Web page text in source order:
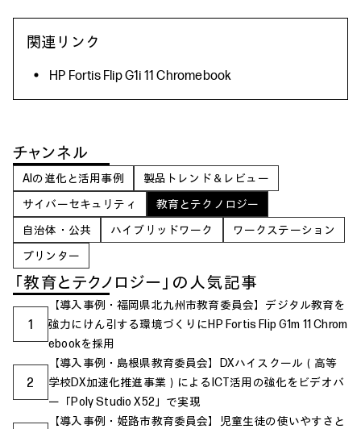
関連リンク
HP Fortis Flip G1i 11 Chromebook
チャンネル
AIの進化と活用事例
製品トレンド＆レビュー
サイバーセキュリティ
教育とテクノロジー
自治体・公共
ハイブリッドワーク
ワークステーション
プリンター
「教育とテクノロジー」の人気記事
1
【導入事例・福岡県北九州市教育委員会】デジタル教育を
強力にけん引する環境づくりにHP Fortis Flip G1m 11 Chrom
ebookを採用
2
【導入事例・島根県教育委員会】DXハイスクール（高等
学校DX加速化推進事業）によるICT活用の強化をビデオバ
ー「Poly Studio X52」で実現
【導入事例・姫路市教育委員会】児童生徒の使いやすさと